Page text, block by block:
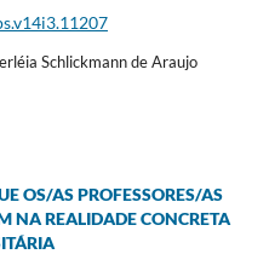
Schlickmann de Araujo
OS/AS PROFESSORES/AS
NA REALIDADE CONCRETA